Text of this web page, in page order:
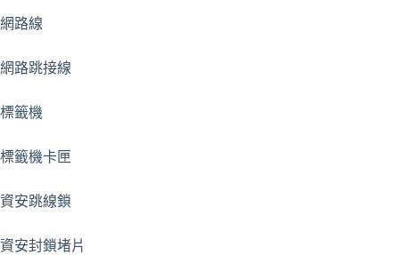
網路線
網路跳接線
標籤機
標籤機卡匣
資安跳線鎖
資安封鎖堵片